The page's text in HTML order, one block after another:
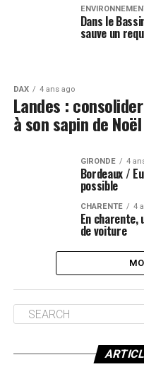
Dans le
sauve un
DAX 4 ans ago
Landes :
à son sapin de Noël
GIRONDE 4
Bordeaux /
possible
CHARENTE 4
En charente,
de voiture